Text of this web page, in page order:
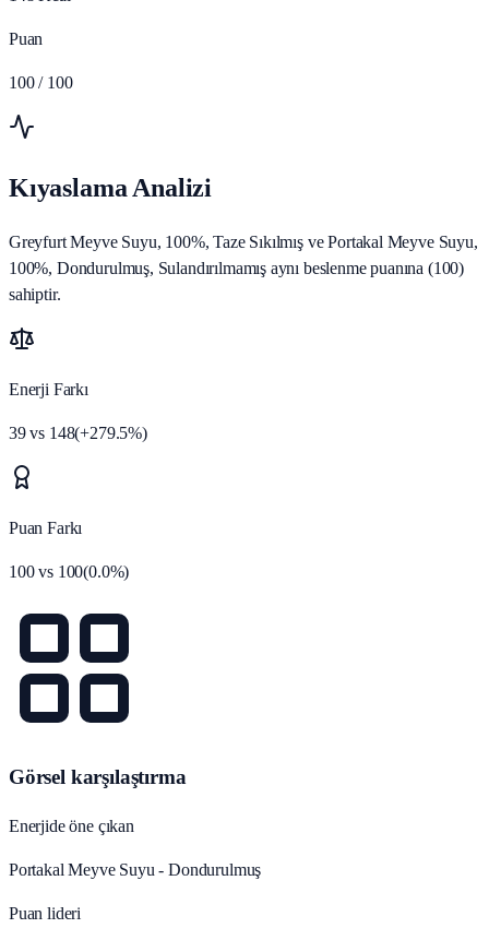
Puan
100 / 100
Kıyaslama Analizi
Greyfurt Meyve Suyu, 100%, Taze Sıkılmış ve Portakal Meyve Suyu,
100%, Dondurulmuş, Sulandırılmamış aynı beslenme puanına (100)
sahiptir.
Enerji Farkı
39vs 148(+279.5%)
Puan Farkı
100vs 100(0.0%)
Görsel karşılaştırma
Enerjide öne çıkan
Portakal Meyve Suyu - Dondurulmuş
Puan lideri